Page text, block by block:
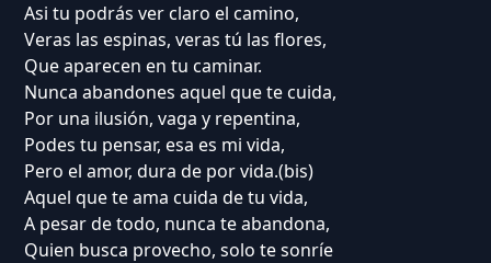
Asi tu podrás ver claro el camino,
Veras las espinas, veras tú las flores,
Que aparecen en tu caminar.
Nunca abandones aquel que te cuida,
Por una ilusión, vaga y repentina,
Podes tu pensar, esa es mi vida,
Pero el amor, dura de por vida.(bis)
Aquel que te ama cuida de tu vida,
A pesar de todo, nunca te abandona,
Quien busca provecho, solo te sonríe